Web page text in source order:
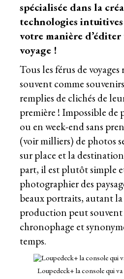
spécialisée dans la
technologies
votre manière d’éditer
voyage !
Tous les férus de
souvent comme
remplies de clichés de
première ! Impossible de
ou en week-end sans
(voir milliers) de photos
sur place et la
part, il est plutôt simple
photographier des
beaux portraits, autant
production peut souvent
chronophage et
temps.
Loupedeck+ la console qui